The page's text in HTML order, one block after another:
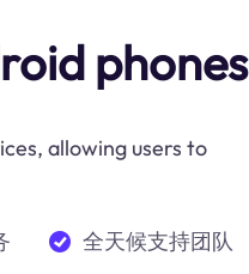
phones
allowing users to
全天候支持团队